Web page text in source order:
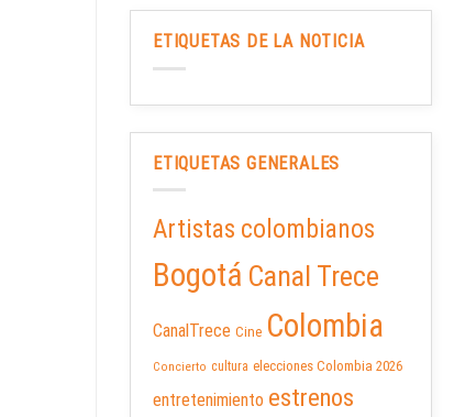
ETIQUETAS DE LA NOTICIA
ETIQUETAS GENERALES
Artistas colombianos
Bogotá Canal Trece
CanalTrece Cine Colombia
Concierto cultura elecciones Colombia 2026
entretenimiento estrenos